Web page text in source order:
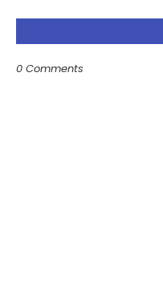
0 Comments